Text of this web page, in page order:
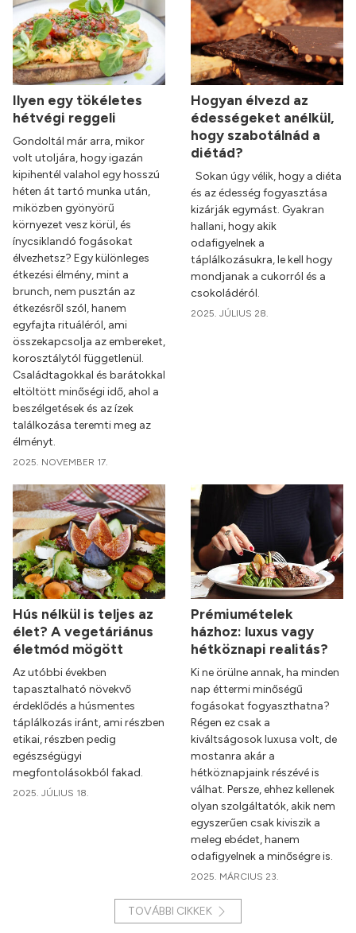
Ilyen egy tökéletes
hétvégi reggeli
Gondoltál már arra, mikor
volt utoljára, hogy igazán
kipihentél valahol egy hosszú
héten át tartó munka után,
miközben gyönyörű
környezet vesz körül, és
ínycsiklandó fogásokat
élvezhetsz? Egy különleges
étkezési élmény, mint a
brunch, nem pusztán az
étkezésről szól, hanem
egyfajta rituáléról, ami
összekapcsolja az embereket,
korosztálytól függetlenül.
Családtagokkal és barátokkal
eltöltött minőségi idő, ahol a
beszélgetések és az ízek
találkozása teremti meg az
élményt.
2025. NOVEMBER 17.
Hogyan élvezd az
édességeket anélkül,
hogy szabotálnád a
diétád?
Sokan úgy vélik, hogy a diéta
és az édesség fogyasztása
kizárják egymást. Gyakran
hallani, hogy akik
odafigyelnek a
táplálkozásukra, le kell hogy
mondjanak a cukorról és a
csokoládéról.
2025. JÚLIUS 28.
Hús nélkül is teljes az
élet? A vegetáriánus
életmód mögött
Az utóbbi években
tapasztalható növekvő
érdeklődés a húsmentes
táplálkozás iránt, ami részben
etikai, részben pedig
egészségügyi
megfontolásokból fakad.
2025. JÚLIUS 18.
Prémiumételek
házhoz: luxus vagy
hétköznapi realitás?
Ki ne örülne annak, ha minden
nap éttermi minőségű
fogásokat fogyaszthatna?
Régen ez csak a
kiváltságosok luxusa volt, de
mostanra akár a
hétköznapjaink részévé is
válhat. Persze, ehhez kellenek
olyan szolgáltatók, akik nem
egyszerűen csak kiviszik a
meleg ebédet, hanem
odafigyelnek a minőségre is.
2025. MÁRCIUS 23.
TOVÁBBI CIKKEK